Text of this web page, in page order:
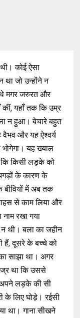
कोई ऐसा
था जो उन्होंने न
थे मगर जरुरत और
कीं, यहॉँ तक कि उम्र
न हुआ। बेचारे बहुत
वैभव और यह ऐश्वर्य
भोगेगा। यह ख्याल
किसी लड़के को
झगड़ों के कारण के
में अब तक
से काम लिया और
रखा गया
थी। बला का जहीन
हैं, दूसरे के बच्चे को
साझा था। अगर
था कि उससे
लड़के की सी
के लिए घोड़े। रईसी
था। गाना सीखने